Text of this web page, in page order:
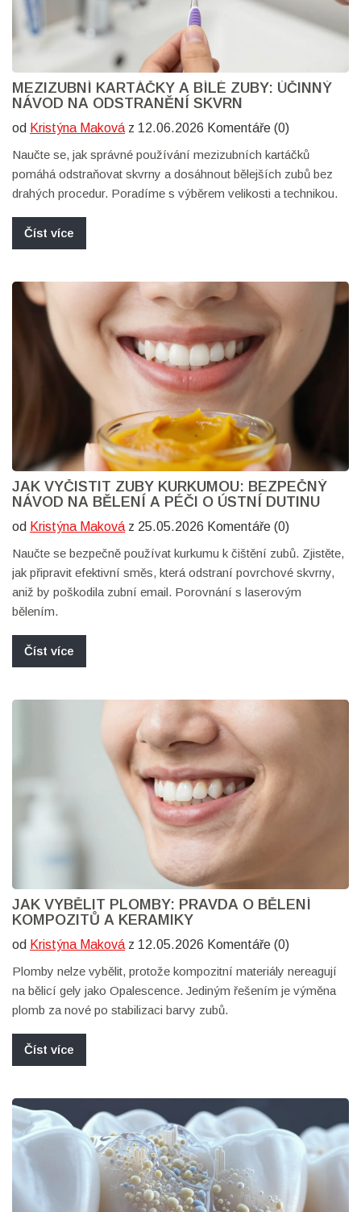
MEZIZUBNÍ KARTÁČKY A BÍLÉ ZUBY: ÚČINNÝ
NÁVOD NA ODSTRANĚNÍ SKVRN
od Kristýna Maková z 12.06.2026 Komentáře (0)
Naučte se, jak správné používání mezizubních kartáčků
pomáhá odstraňovat skvrny a dosáhnout bělejších zubů bez
drahých procedur. Poradíme s výběrem velikosti a technikou.
Číst více
JAK VYČISTIT ZUBY KURKUMOU: BEZPEČNÝ
NÁVOD NA BĚLENÍ A PÉČI O ÚSTNÍ DUTINU
od Kristýna Maková z 25.05.2026 Komentáře (0)
Naučte se bezpečně používat kurkumu k čištění zubů. Zjistěte,
jak připravit efektivní směs, která odstraní povrchové skvrny,
aniž by poškodila zubní email. Porovnání s laserovým
bělením.
Číst více
JAK VYBĚLIT PLOMBY: PRAVDA O BĚLENÍ
KOMPOZITŮ A KERAMIKY
od Kristýna Maková z 12.05.2026 Komentáře (0)
Plomby nelze vybělit, protože kompozitní materiály nereagují
na bělicí gely jako Opalescence. Jediným řešením je výměna
plomb za nové po stabilizaci barvy zubů.
Číst více